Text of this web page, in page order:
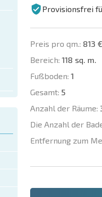
Provisionsfrei
Preis pro qm.: 813 €
Bereich: 118 sq. m.
Fußboden: 1
Gesamt: 5
Anzahl der Räume:
Die Anzahl der
Entfernung zum